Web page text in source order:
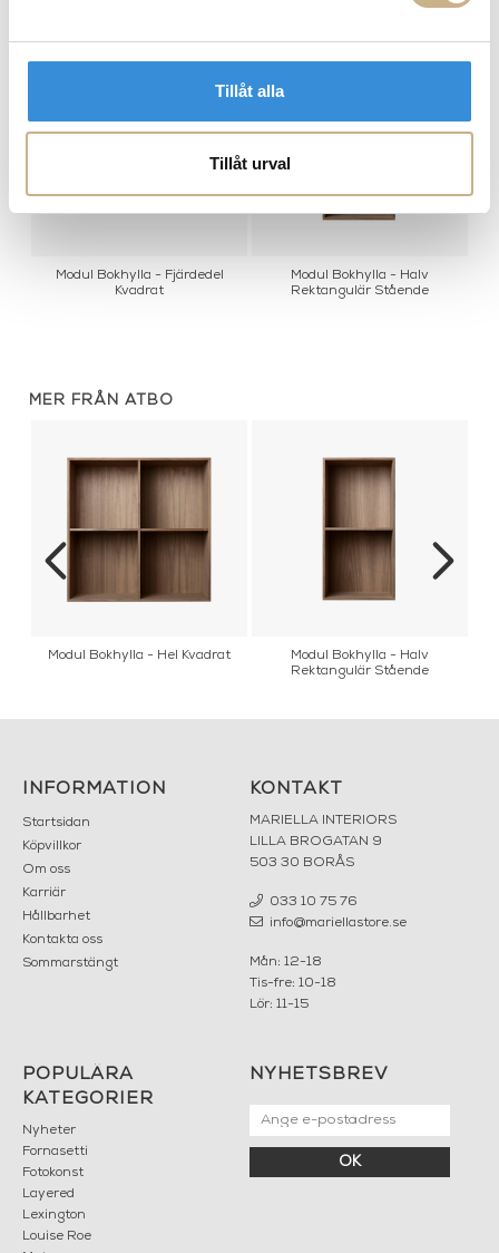
Tillåt alla
Tillåt urval
Modul Bokhylla - Fjärdedel
Kvadrat
Modul Bokhylla - Halv
Rektangulär Stående
MER FRÅN ATBO
Modul Bokhylla - Hel Kvadrat
Modul Bokhylla - Halv
Rektangulär Stående
INFORMATION
Startsidan
Köpvillkor
Om oss
Karriär
Hållbarhet
Kontakta oss
Sommarstängt
KONTAKT
MARIELLA INTERIORS
LILLA BROGATAN 9
503 30 BORÅS
033 10 75 76
info@mariellastore.se
Mån: 12-18
Tis-fre: 10-18
Lör: 11-15
POPULÄRA
KATEGORIER
Nyheter
Fornasetti
Fotokonst
Layered
Lexington
Louise Roe
NYHETSBREV
OK